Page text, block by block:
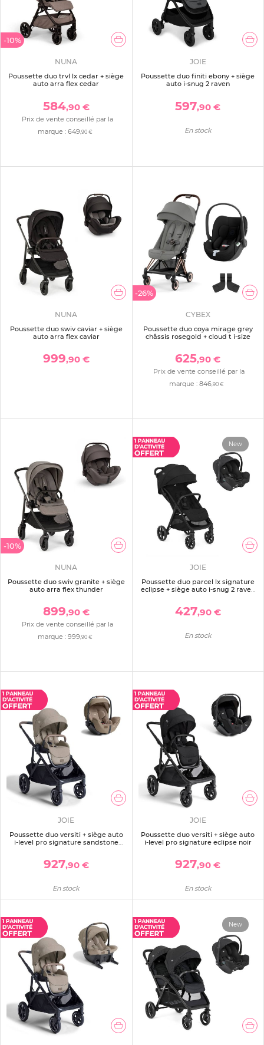
-10%
NUNA
Poussette duo trvl lx cedar + siège
auto arra flex cedar
584,90 €
Prix de vente conseillé par la
marque : 649 ,90 €
JOIE
Poussette duo finiti ebony + siège
auto i-snug 2 raven
597,90 €
En stock
NUNA
Poussette duo swiv caviar + siège
auto arra flex caviar
999,90 €
-26%
CYBEX
Poussette duo coya mirage grey
châssis rosegold + cloud t i-size
625,90 €
Prix de vente conseillé par la
marque :846,90 €
-10%
NUNA
Poussette duo swiv granite + siège
auto arra flex thunder
899,90 €
Prix de vente conseillé par la
marque : 999,90 €
New
JOIE
Poussette duo parcel lx signature
eclipse + siège auto i-snug 2 raven
427,90 €
En stock
JOIE
Poussette duo versiti + siège auto
i-level pro signature sandstone
927,90 €
En stock
JOIE
Poussette duo versiti + siège auto
i-level pro signature eclipse noir
927,90 €
En stock
New